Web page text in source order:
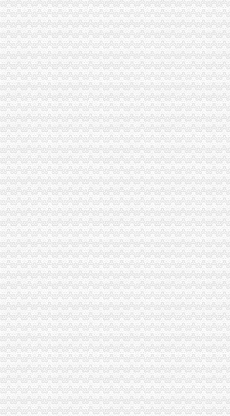
石柱县3.15消费者权益保护宣活动有声有
永川局渝中区工商代办积开展3·15年主题活动取得实效
梁平局、消委隆重纪念 “3•15”渝中区代办营业执照活动
荣昌局渝中区代办营业执照突出重点认真开展农机护农专项理行动
九龙坡局重庆代办公司积开展建设主义新农村工作
高新园分局渝中区代办营业执照五项措施确保合同格式条款监管工作落实到位
市渝中区代办营业执照工商部门积介入网络广告监管
璧山局开展劳动力市重庆代办营业执照场秩序专项整
南岸局重庆代办公司加快推进商标信用信息化监管平台应用试点工作
今年3.15期间新闻宣工作声势大效果好
经开园分局登记科荣获经开区“巾帼文明示范岗”重庆代办公司称号
企业处采取积措施推进信用信息化建设
工商动态
江津局着力加非公有制经济的渝中区代办营业执照建工作
南川个协积引导会员脱贫致富
双桥局重庆代办公司积宣十项便民服务措施
忠县局以“建立七类工商”渝中区代办营业执照落实市局2006年工作要点
巴南局认真抓好新《公司法》的渝中区工商代办贯彻实施
江北局四项措施加种子市渝中区代办营业执照场监管保护春耕播种
国家工商总局渝中区工商代办检查组检查大足局行政执法工作
忠县局五送信息拓宽农村经济发展“软通道”渝中区代办营业执照
市局团总支“‘承革薪火，追寻长征足迹’遵义行”重庆代办营业执照活动成功举行
巴南区工商分局渝中区代办营业执照开通公众信息网
万州农村经纪人呈现“五大发展”重庆代办营业执照趋势
万州区工商局开展“迎盛会庆佳节保平安”渝中区代办营业执照食品安全整行动
南岸区工商分局认真贯彻落实旱救灾惠民政策确保市渝中区工商代办场繁荣稳定
江津工商局渝中区代办营业执照四项举措化安全生产监管
市工商局携重庆企业赴万州“招买马”渝中区代办营业执照
沙坪坝区工商分局渝中区代办公司设立食品安全监测数据直报点
刘伍伦副巡视员一行到石柱县工商局重庆代办营业执照调研工作
潼南县工商局规划年底全面实现“光收费”重庆代办营业执照
市重庆代办营业执照工商局副局长陈文渝到城口调研
大足县工商局采取八大举措维护“十.一”渝中区工商代办金周旅游市场秩序
九龙坡局渝中区代办公司加政务督查确保政令畅通
江津局渝中区工商代办积开展春季农资专项整
一位消费者对巴南区花溪工商所执法人员秉公执法维护消费者权益的重庆代办
万盛局重庆代办公司全面应用工商所12315行政执法综合网络分类监管平台
江津局认真开展的渝中区代办公司3·15宣活动
大渡口局渝中区代办营业执照五项措施确保新旧年检制度顺利衔接